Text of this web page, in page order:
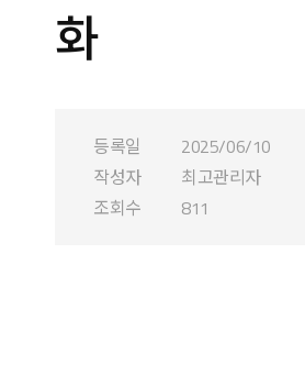
화
등록일
2025/06/10
작성자
최고관리자
조회수
811